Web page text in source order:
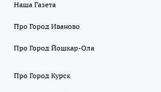
Наша Газета
Про Город Иваново
Про Город Йошкар-Ола
Про Город Курск